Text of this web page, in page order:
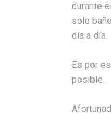
durante
solo
día a día.
Es por
posible.